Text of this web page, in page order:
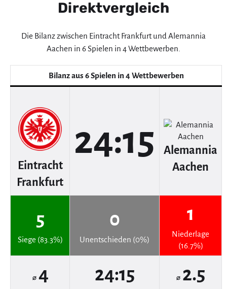
Direktvergleich
Die Bilanz zwischen Eintracht Frankfurt und Alemannia
Aachen in 6 Spielen in 4 Wettbewerben.
Bilanz aus 6 Spielen in 4 Wettbewerben
Eintracht
Frankfurt
24:15
Alemannia
Aachen
5
Siege (83.3%)
0
Unentschieden (0%)
1
Niederlage
(16.7%)
⌀ 4 24:15 ⌀ 2.5